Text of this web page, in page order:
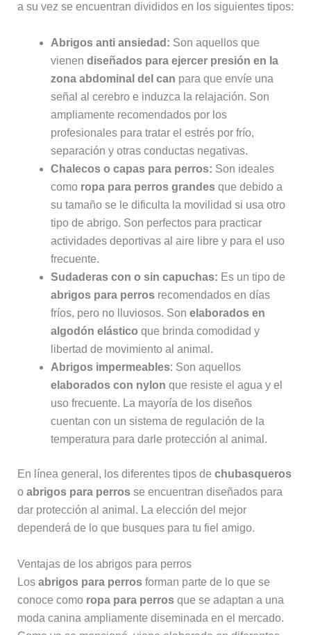
a su vez se encuentran divididos en los siguientes tipos:
Abrigos anti ansiedad: Son aquellos que
vienen diseñados para ejercer presión en la
zona abdominal del can para que envíe una
señal al cerebro e induzca la relajación. Son
ampliamente recomendados por los
profesionales para tratar el estrés por frío,
separación y otras conductas negativas.
Chalecos o capas para perros: Son ideales
como ropa para perros grandesque debido a
su tamaño se le dificulta la movilidad si usa otro
tipo de abrigo. Son perfectos para practicar
actividades deportivas al aire libre y para el uso
frecuente.
Sudaderas con o sin capuchas: Es un tipo de
abrigos para perrosrecomendados en días
fríos, pero no lluviosos. Son elaborados en
algodón elástico que brinda comodidad y
libertad de movimiento al animal.
Abrigos impermeables: Son aquellos
elaborados con nylon que resiste el agua y el
uso frecuente. La mayoría de los diseños
cuentan con un sistema de regulación de la
temperatura para darle protección al animal.
En línea general, los diferentes tipos de chubasqueros
o abrigos para perrosse encuentran diseñados para
dar protección al animal. La elección del mejor
dependerá de lo que busques para tu fiel amigo.
Ventajas de los abrigos para perros
Los abrigos para perrosforman parte de lo que se
conoce como ropa para perrosque se adaptan a una
moda canina ampliamente diseminada en el mercado.